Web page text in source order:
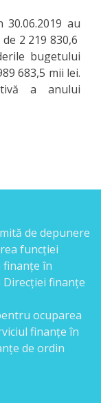
au
2 219 830,6
bugetului
683,5 mii lei.
a anului
de depunere
funcției
finanțe în
Direcției finanțe
ocuparea
finanțe în
de ordin